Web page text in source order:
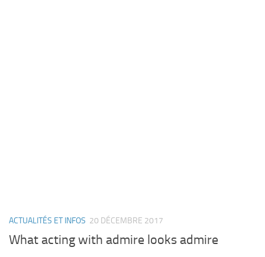
ACTUALITÉS ET INFOS 20 DÉCEMBRE 2017
What acting with admire looks admire